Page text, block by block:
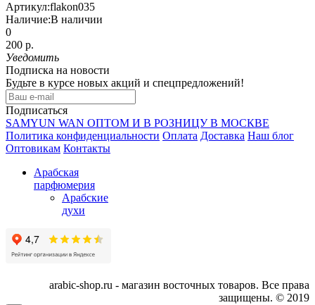
Артикул:flakon035
Наличие:В наличии
0
200 р.
Уведомить
Подписка на новости
Будьте в курсе новых акций и спецпредложений!
Подписаться
SAMYUN WAN ОПТОМ И В РОЗНИЦУ В МОСКВЕ
Политика конфиденциальности Оплата Доставка Наш блог
Оптовикам Контакты
Арабская
парфюмерия
Арабские
духи
arabic-shop.ru - магазин восточных товаров. Все права
защищены. © 2019